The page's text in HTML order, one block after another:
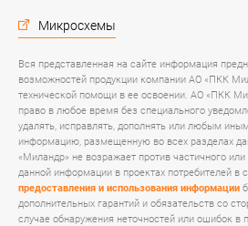
Микросхемы
Вся представленная на сайте информация
возможностей продукции компании АО «ПКК
технической помощи в ее освоении. АО «ПКК
право в любое время без специального
удалять, исправлять, дополнять или любым
информацию, размещенную во всех разделах
«Миландр» не возражает против частичного
данной информации в проектах потребителей в
предоставления и использования информации
дополнительных гарантий и обязательств со
случае обнаружения неточностей или ошибок в